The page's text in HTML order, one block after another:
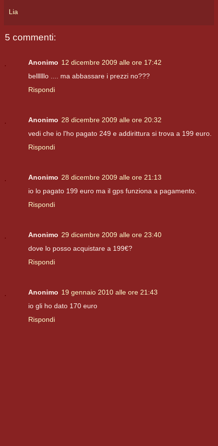
Lia
5 commenti:
Anonimo 12 dicembre 2009 alle ore 17:42
bellllllo .... ma abbassare i prezzi no???
Rispondi
Anonimo 28 dicembre 2009 alle ore 20:32
vedi che io l'ho pagato 249 e addirittura si trova a 199 euro.
Rispondi
Anonimo 28 dicembre 2009 alle ore 21:13
io lo pagato 199 euro ma il gps funziona a pagamento.
Rispondi
Anonimo 29 dicembre 2009 alle ore 23:40
dove lo posso acquistare a 199€?
Rispondi
Anonimo 19 gennaio 2010 alle ore 21:43
io gli ho dato 170 euro
Rispondi